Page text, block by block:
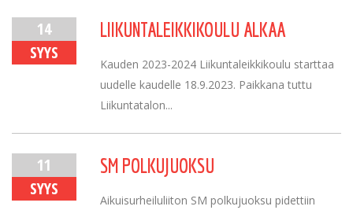
14
SYYS
LIIKUNTALEIKKIKOULU ALKAA
Kauden 2023-2024 Liikuntaleikkikoulu starttaa
uudelle kaudelle 18.9.2023. Paikkana tuttu
Liikuntatalon...
11
SYYS
SM POLKUJUOKSU
Aikuisurheiluliiton SM polkujuoksu pidettiin